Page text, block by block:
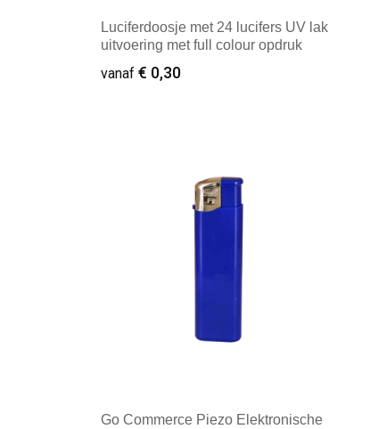
Luciferdoosje met 24 lucifers UV lak
uitvoering met full colour opdruk
vanaf € 0,30
Go Commerce Piezo Elektronische